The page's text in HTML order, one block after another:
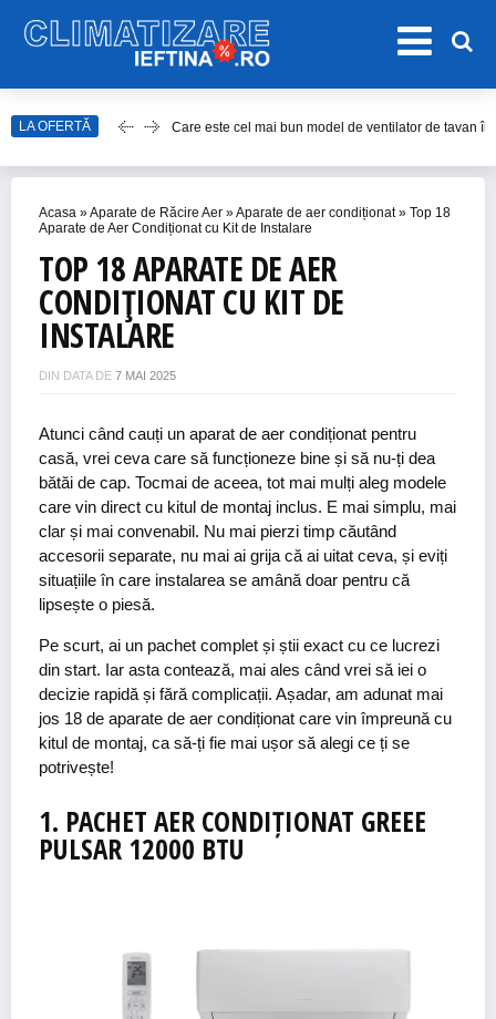
LA OFERTĂ Care este cel mai bun model de ventilator de tavan
Accesorii Aer Condiționat – 15 Lucruri de Bifat
Cum alegem cel mai bun ventilator de cameră în
Acasa »Aparate de Răcire Aer »Aparate de aer condiționat» Top 18
Aparate de Aer Condiționat cu Kit de Instalare
TOP 18 APARATE DE AER
CONDIȚIONAT CU KIT DE
INSTALARE
DIN DATA DE 7 MAI 2025
Atunci când cauți un aparat de aer condiționat pentru
casă, vrei ceva care să funcționeze bine și să nu-ți dea
bătăi de cap. Tocmai de aceea, tot mai mulți aleg modele
care vin direct cu kitul de montaj inclus. E mai simplu, mai
clar și mai convenabil. Nu mai pierzi timp căutând
accesorii separate, nu mai ai grija că ai uitat ceva, și eviți
situațiile în care instalarea se amână doar pentru că
lipsește o piesă.
Pe scurt, ai un pachet complet și știi exact cu ce lucrezi
din start. Iar asta contează, mai ales când vrei să iei o
decizie rapidă și fără complicații. Așadar, am adunat mai
jos 18 de aparate de aer condiționat care vin împreună cu
kitul de montaj, ca să-ți fie mai ușor să alegi ce ți se
potrivește!
1. PACHET AER CONDIȚIONAT GREEE
PULSAR 12000 BTU